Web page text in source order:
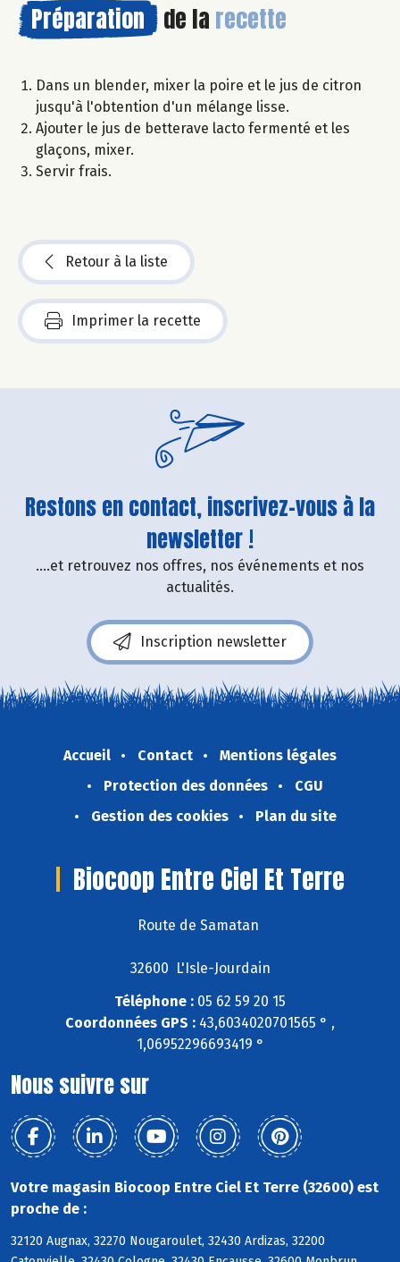
Préparation de la recette
Dans un blender, mixer la poire et le jus de citron
jusqu'à l'obtention d'un mélange lisse.
Ajouter le jus de betterave lacto fermenté et les
glaçons, mixer.
Servir frais.
Retour à la liste
Imprimer la recette
Restons en contact, inscrivez-vous à la
newsletter !
....et retrouvez nos offres, nos événements et nos
actualités.
Inscription newsletter
Accueil Contact
Mentions légales
Protection des données
CGU
Gestion des cookies
Plan du site
Biocoop Entre Ciel Et Terre
Route de Samatan
32600 L'Isle-Jourdain
Téléphone : 05 62 59 20 15
Coordonnées GPS : 43,6034020701565 ° ,
1,06952296693419 °
Nous suivre sur
Votre magasin Biocoop Entre Ciel Et Terre (32600) est
proche de :
32120 Augnax, 32270 Nougaroulet, 32430 Ardizas, 32200